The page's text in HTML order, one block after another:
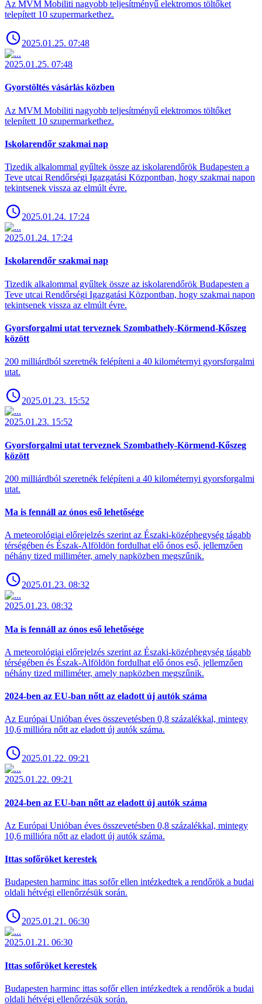
Az MVM Mobiliti nagyobb teljesítményű elektromos töltőket
telepített 10 szupermarkethez.
2025.01.25. 07:48
2025.01.25. 07:48
Gyorstöltés vásárlás közben
Az MVM Mobiliti nagyobb teljesítményű elektromos töltőket
telepített 10 szupermarkethez.
Iskolarendőr szakmai nap
Tizedik alkalommal gyűltek össze az iskolarendőrök Budapesten a
Teve utcai Rendőrségi Igazgatási Központban, hogy szakmai napon
tekintsenek vissza az elmúlt évre.
2025.01.24. 17:24
2025.01.24. 17:24
Iskolarendőr szakmai nap
Tizedik alkalommal gyűltek össze az iskolarendőrök Budapesten a
Teve utcai Rendőrségi Igazgatási Központban, hogy szakmai napon
tekintsenek vissza az elmúlt évre.
Gyorsforgalmi utat terveznek Szombathely-Körmend-Kőszeg
között
200 milliárdból szeretnék felépíteni a 40 kilométernyi gyorsforgalmi
utat.
2025.01.23. 15:52
2025.01.23. 15:52
Gyorsforgalmi utat terveznek Szombathely-Körmend-Kőszeg
között
200 milliárdból szeretnék felépíteni a 40 kilométernyi gyorsforgalmi
utat.
Ma is fennáll az ónos eső lehetősége
A meteorológiai előrejelzés szerint az Északi-középhegység tágabb
térségében és Észak-Alföldön fordulhat elő ónos eső, jellemzően
néhány tized milliméter, amely napközben megszűnik.
2025.01.23. 08:32
2025.01.23. 08:32
Ma is fennáll az ónos eső lehetősége
A meteorológiai előrejelzés szerint az Északi-középhegység tágabb
térségében és Észak-Alföldön fordulhat elő ónos eső, jellemzően
néhány tized milliméter, amely napközben megszűnik.
2024-ben az EU-ban nőtt az eladott új autók száma
Az Európai Unióban éves összevetésben 0,8 százalékkal, mintegy
10,6 millióra nőtt az eladott új autók száma.
2025.01.22. 09:21
2025.01.22. 09:21
2024-ben az EU-ban nőtt az eladott új autók száma
Az Európai Unióban éves összevetésben 0,8 százalékkal, mintegy
10,6 millióra nőtt az eladott új autók száma.
Ittas sofőröket kerestek
Budapesten harminc ittas sofőr ellen intézkedtek a rendőrök a budai
oldali hétvégi ellenőrzésük során.
2025.01.21. 06:30
2025.01.21. 06:30
Ittas sofőröket kerestek
Budapesten harminc ittas sofőr ellen intézkedtek a rendőrök a budai
oldali hétvégi ellenőrzésük során.